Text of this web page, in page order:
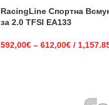
RacingLine Спортна
за 2.0 TFSI EA133
592,00€ – 612,00€ /